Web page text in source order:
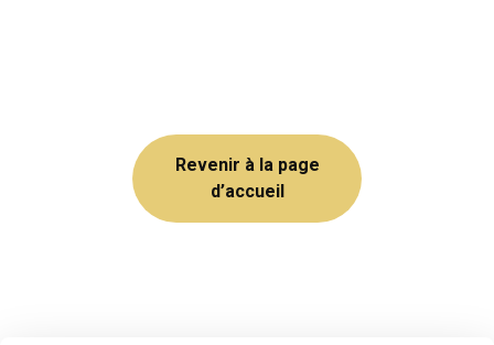
Revenir à la page
d’accueil